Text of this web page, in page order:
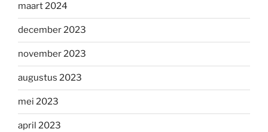
maart 2024
december 2023
november 2023
augustus 2023
mei 2023
april 2023